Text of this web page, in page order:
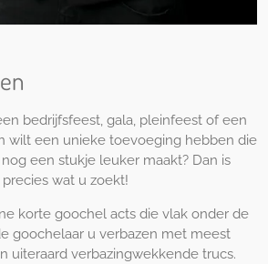
bedrijfsfeest, gala, pleinfeest of een
wilt een unieke toevoeging hebben die
een stukje leuker maakt? Dan is
wat u zoekt!
korte goochel acts die vlak onder de
goochelaar u verbazen met meest
uiteraard verbazingwekkende trucs.